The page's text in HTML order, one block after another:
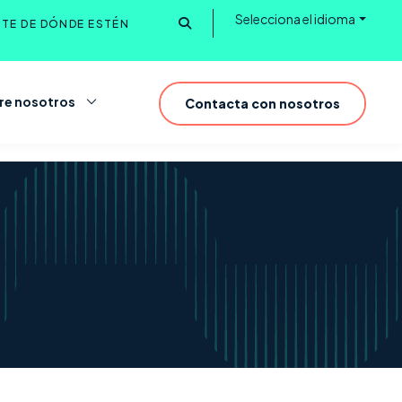
DE DÓNDE ESTÉN Buscar
Selecciona el idioma
nosotros Contacta con nosotros